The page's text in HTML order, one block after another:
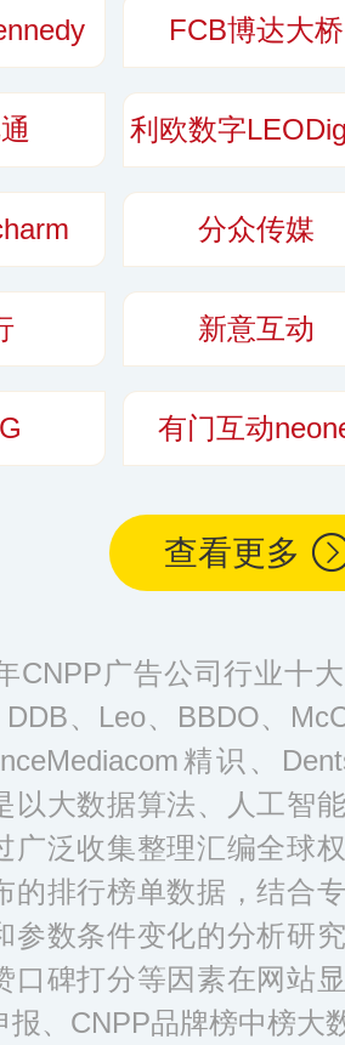
FCB博达大桥
分众传媒
新意互动
有门互动
查看更多
CNPP广告公司行业十
、Leo、BBDO、
精识、
以大数据算法、人工智
广泛收集整理汇编全球
的排行榜单数据，结合
参数条件变化的分析研
口碑打分等因素在网站
报、CNPP品牌榜中榜大